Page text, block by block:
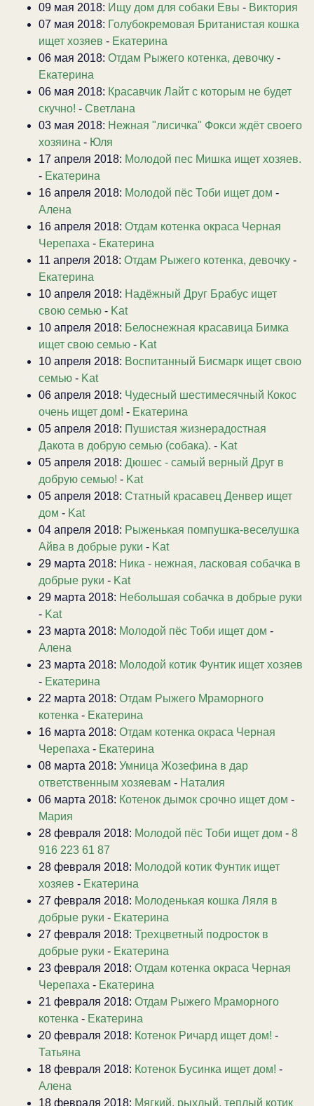
09 мая 2018: Ищу дом для собаки Евы - Виктория
07 мая 2018: Голубокремовая Британистая кошка
ищет хозяев - Екатерина
06 мая 2018: Отдам Рыжего котенка, девочку -
Екатерина
06 мая 2018: Красавчик Лайт с которым не будет
скучно! - Светлана
03 мая 2018: Нежная "лисичка" Фокси ждёт своего
хозяина - Юля
17 апреля 2018: Молодой пес Мишка ищет хозяев.
- Екатерина
16 апреля 2018: Молодой пёс Тоби ищет дом -
Алена
16 апреля 2018: Отдам котенка окраса Черная
Черепаха - Екатерина
11 апреля 2018: Отдам Рыжего котенка, девочку -
Екатерина
10 апреля 2018: Надёжный Друг Брабус ищет
свою семью - Kat
10 апреля 2018: Белоснежная красавица Бимка
ищет свою семью - Kat
10 апреля 2018: Воспитанный Бисмарк ищет свою
семью - Kat
06 апреля 2018: Чудесный шестимесячный Кокос
очень ищет дом! - Екатерина
05 апреля 2018: Пушистая жизнерадостная
Дакота в добрую семью (собака). - Kat
05 апреля 2018: Дюшес - самый верный Друг в
добрую семью! - Kat
05 апреля 2018: Статный красавец Денвер ищет
дом - Kat
04 апреля 2018: Рыженькая помпушка-веселушка
Айва в добрые руки - Kat
29 марта 2018: Ника - нежная, ласковая собачка в
добрые руки - Kat
29 марта 2018: Небольшая собачка в добрые руки
- Kat
23 марта 2018: Молодой пёс Тоби ищет дом -
Алена
23 марта 2018: Молодой котик Фунтик ищет хозяев
- Екатерина
22 марта 2018: Отдам Рыжего Мраморного
котенка - Екатерина
16 марта 2018: Отдам котенка окраса Черная
Черепаха - Екатерина
08 марта 2018: Умница Жозефина в дар
ответственным хозяевам - Наталия
06 марта 2018: Котенок дымок срочно ищет дом -
Мария
28 февраля 2018: Молодой пёс Тоби ищет дом - 8
916 223 61 87
28 февраля 2018: Молодой котик Фунтик ищет
хозяев - Екатерина
27 февраля 2018: Молоденькая кошка Ляля в
добрые руки - Екатерина
27 февраля 2018: Трехцветный подросток в
добрые руки - Екатерина
23 февраля 2018: Отдам котенка окраса Черная
Черепаха - Екатерина
21 февраля 2018: Отдам Рыжего Мраморного
котенка - Екатерина
20 февраля 2018: Котенок Ричард ищет дом! -
Татьяна
18 февраля 2018: Котенок Бусинка ищет дом! -
Алена
18 февраля 2018: Мягкий, рыхлый, теплый котик